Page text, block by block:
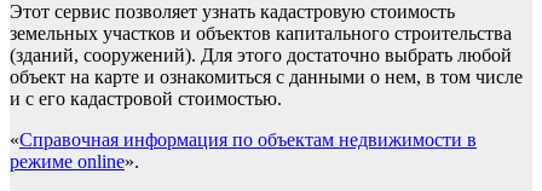
Этот сервис позволяет узнать кадастровую стоимость
земельных участков и объектов капитального строительства
(зданий, сооружений). Для этого достаточно выбрать любой
объект на карте и ознакомиться с данными о нем, в том числе
и с его кадастровой стоимостью.
«Справочная информация по объектам недвижимости в
режиме online».